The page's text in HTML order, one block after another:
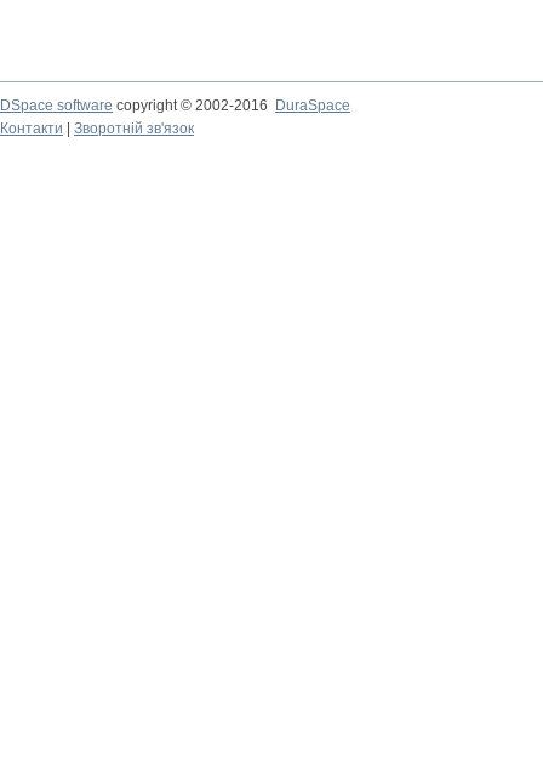
DSpace software copyright © 2002-2016
DuraSpace
Контакти
Зворотній зв'язок